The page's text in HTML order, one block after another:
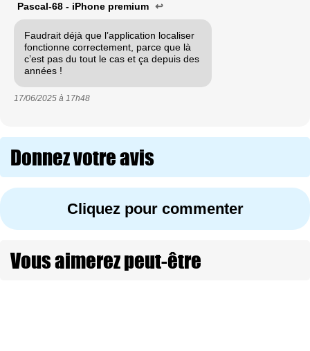
Pascal-68 - iPhone premium ↩
Faudrait déjà que l’application localiser
fonctionne correctement, parce que là
c’est pas du tout le cas et ça depuis des
années !
17/06/2025 à 17h48
Donnez votre avis
Cliquez pour commenter
Vous aimerez peut-être